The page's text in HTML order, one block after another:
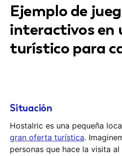
Ejemplo de
interactivos en
turístico para
Situación
Hostalric es una pequeña
gran oferta turística.
personas que hace la visita